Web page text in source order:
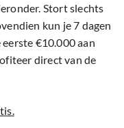
Stort slechts
kun je 7 dagen
€10.000 aan
direct van de